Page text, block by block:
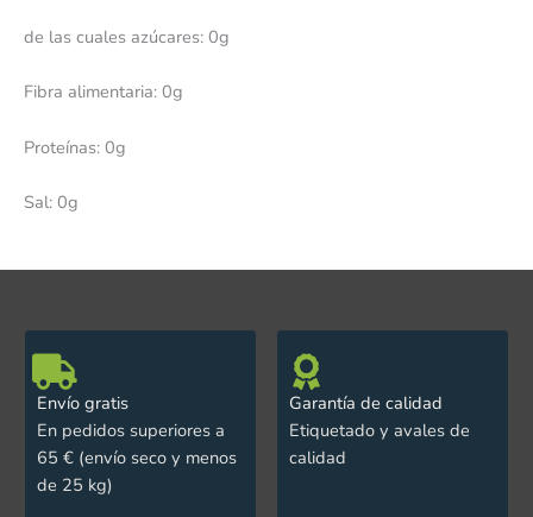
de las cuales azúcares: 0g
Fibra alimentaria: 0g
Proteínas: 0g
Sal: 0g
Envío gratis
En pedidos superiores a
65 € (envío seco y menos
de 25 kg)
Garantía de calidad
Etiquetado y avales de
calidad